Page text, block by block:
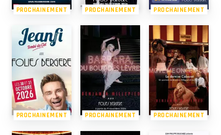
PROCHAINEMENT PROCHAINEMENT PROCHAINEMENT
PROCHAINEMENT PROCHAINEMENT PROCHAINEMENT